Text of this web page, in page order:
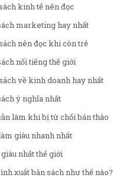
kinh tế nên đọc
marketing hay nhất
nên đọc khi còn trẻ
nổi tiếng thế giới
về kinh doanh hay nhất
ý nghĩa nhất
làm khi bị từ chối bản thảo
giàu nhanh nhất
nhất thế giới
xuất bản sách như thế nào?